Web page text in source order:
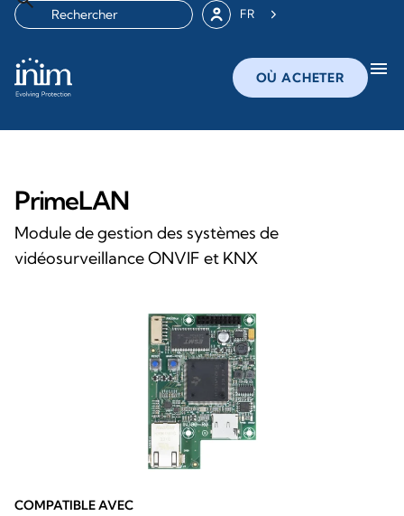
FR
OÙ ACHETER menu
PrimeLAN
Module de gestion des systèmes de
vidéosurveillance ONVIF et KNX
COMPATIBLE AVEC